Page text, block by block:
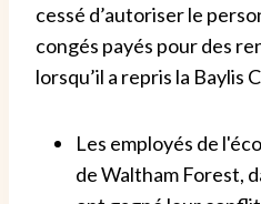
cessé d’autoriser le
congés payés pour des
lorsqu’il a repris la Baylis
Les employés de
de Waltham Forest,